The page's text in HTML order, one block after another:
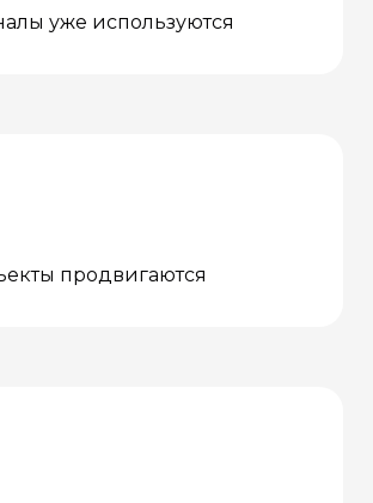
уже используются
продвигаются